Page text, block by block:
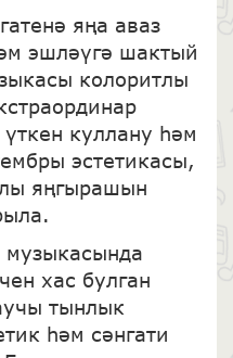
яңа аваз
эшләүгә шактый
колоритлы
куллану һәм
эстетикасы,
яңгырашын
хас булган
тынлык
һәм сәнгати